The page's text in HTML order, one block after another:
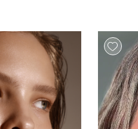
Add wishlist